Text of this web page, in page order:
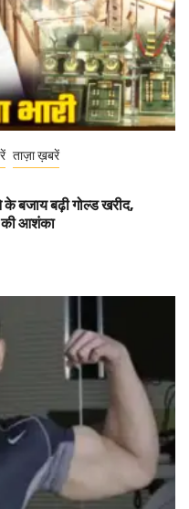
ताज़ा ख़बरें
के बजाय बढ़ी गोल्ड खरीद,
की आशंका